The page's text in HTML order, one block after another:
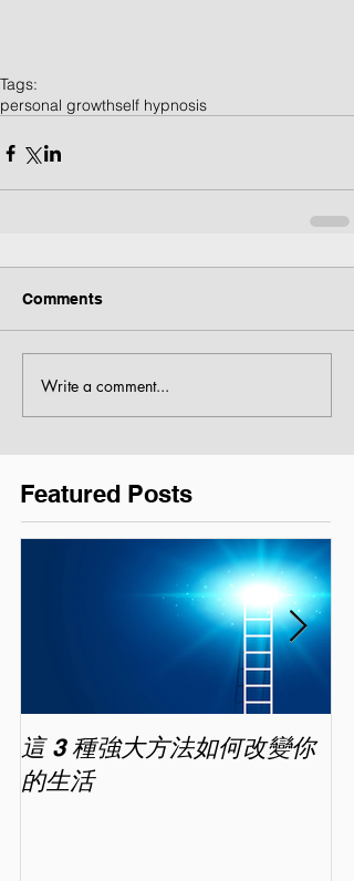
Tags:
personal growthself hypnosis
Comments
Write a comment...
Featured Posts
這 3 種強大方法如何改變你
的生活